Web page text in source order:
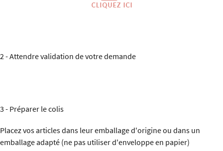
2 - Attendre validation de votre demande
3 - Préparer le colis
Placez vos articles dans leur emballage d'origine ou dans un
emballage adapté (ne pas utiliser d'enveloppe en papier)